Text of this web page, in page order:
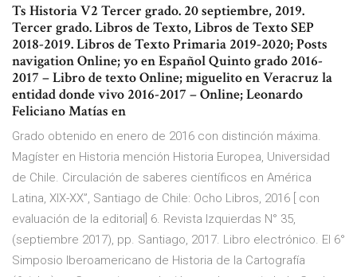
Ts Historia V2 Tercer grado. 20 septiembre, 2019.
Tercer grado. Libros de Texto, Libros de Texto SEP
2018-2019. Libros de Texto Primaria 2019-2020; Posts
navigation Online; yo en Español Quinto grado 2016-
2017 – Libro de texto Online; miguelito en Veracruz la
entidad donde vivo 2016-2017 – Online; Leonardo
Feliciano Matías en
Grado obtenido en enero de 2016 con distinción máxima.
Magíster en Historia mención Historia Europea, Universidad
de Chile. Circulación de saberes científicos en América
Latina, XIX-XX”, Santiago de Chile: Ocho Libros, 2016 [ con
evaluación de la editorial] 6. Revista Izquierdas N° 35,
(septiembre 2017), pp. Santiago, 2017. Libro electrónico. El 6°
Simposio Iberoamericano de Historia de la Cartografía